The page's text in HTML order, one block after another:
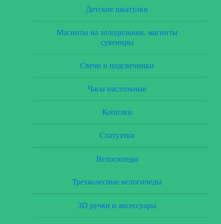
Детские шкатулки
Магниты на холодильник, магниты
сувениры
Свечи и подсвечники
Часы настольные
Копилки
Статуэтки
Велосипеды
Трехколесные велосипеды
3D ручки и аксессуары